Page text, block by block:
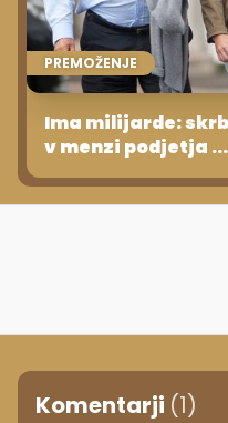
PREMOŽENJE
Ima milijarde:
v menzi podjetja ...
Komentarji (1)